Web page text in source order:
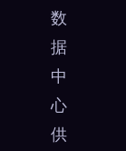
数
据
中
心
供